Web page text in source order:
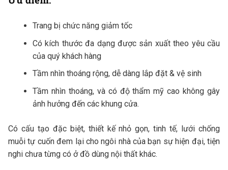
Trang bị chức năng giảm tốc
Có kích thước đa dạng được sản xuất theo yêu cầu
của quý khách hàng
Tầm nhìn thoáng rộng, dễ dàng lắp đặt & vệ sinh
Tầm nhìn thoáng, và có độ thẩm mỹ cao không gây
ảnh hưởng đến các khung cửa.
Có cấu tạo đặc biệt, thiết kế nhỏ gọn, tinh tế, lưới chống
muỗi tự cuốn đem lại cho ngôi nhà của bạn sự hiện đại, tiện
nghi chưa từng có ở đồ dùng nội thất khác.